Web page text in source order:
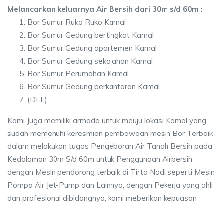
Melancarkan keluarnya Air Bersih dari 30m s/d 60m :
Bor Sumur Ruko Ruko Kamal
Bor Sumur Gedung bertingkat Kamal
Bor Sumur Gedung apartemen Kamal
Bor Sumur Gedung sekolahan Kamal
Bor Sumur Perumahan Kamal
Bor Sumur Gedung perkantoran Kamal
(DLL)
Kami Juga memiliki armada untuk meuju lokasi Kamal yang
sudah memenuhi keresmian pembawaan mesin Bor Terbaik
dalam melakukan tugas Pengeboran Air Tanah Bersih pada
Kedalaman 30m S/d 60m untuk Penggunaan Airbersih
dengan Mesin pendorong terbaik di Tirta Nadi seperti Mesin
Pompa Air Jet-Pump dan Lainnya, dengan Pekerja yang ahli
dan profesional dibidangnya, kami meberikan kepuasan